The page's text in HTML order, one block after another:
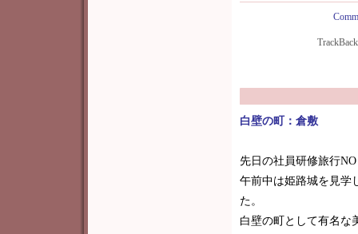
白壁の町：倉敷
先日の社員研修旅行
午前中は姫路城を見学
た。
白壁の町として有名な